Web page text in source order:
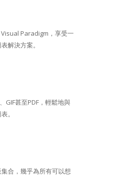
Paradigm，享受一
解決方案。
GIF甚至PDF，輕鬆地與
。
合，幾乎為所有可以想